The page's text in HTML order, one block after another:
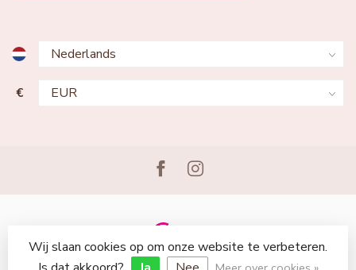
€
© Copyright 2026 Lingerie Voor Jou
Wij slaan cookies op om onze website te verbeteren.